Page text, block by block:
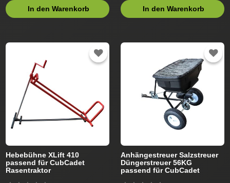
In den Warenkorb In den Warenkorb
Hebebühne XLift 410
passend für CubCadet
Rasentraktor
Anhängestreuer Salzstreuer
Düngerstreuer 56KG
passend für CubCadet